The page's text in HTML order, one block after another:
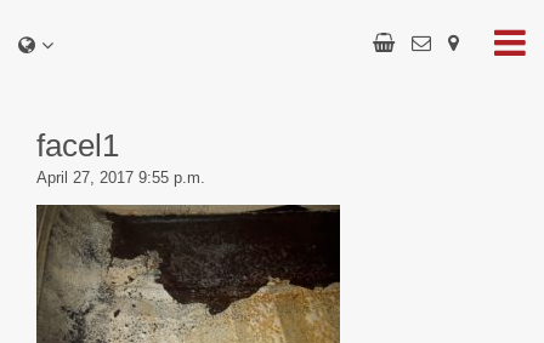
facel1
April 27, 2017 9:55 p.m.